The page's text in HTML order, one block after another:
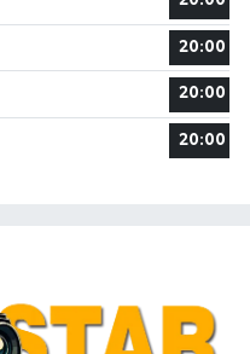
20:00
20:00
20:00